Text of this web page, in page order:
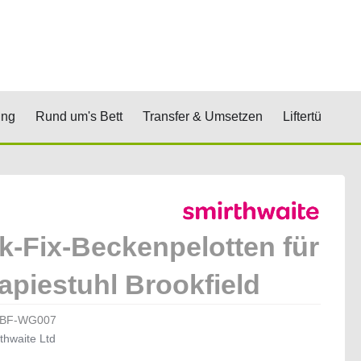
& Stufen
Öffne Positionierung
Rund um's Bett Öffne Rund um's Bett
Transfer & Umsetzen Öffne Transfer
Liftertücher
Fix-Beckenpelotten für
Brookfield
WG007
Ltd